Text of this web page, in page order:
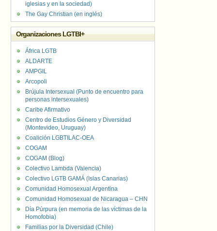
iglesias y en la sociedad)
The Gay Christian (en inglés)
Organizaciones LGTBI+
África LGTB
ALDARTE
AMPGIL
Arcopoli
Brújula Intersexual (Punto de encuentro para
personas intersexuales)
Caribe Afirmativo
Centro de Estudios Género y Diversidad
(Montevideo, Uruguay)
Coalición LGBTILAC-OEA
COGAM
COGAM (Blog)
Colectivo Lambda (Valencia)
Colectivo LGTB GAMÁ (Islas Canarias)
Comunidad Homosexual Argentina
Comunidad Homosexual de Nicaragua – CHN
Día Púrpura (en memoria de las víctimas de la
Homofobia)
Familias por la Diversidad (Chile)